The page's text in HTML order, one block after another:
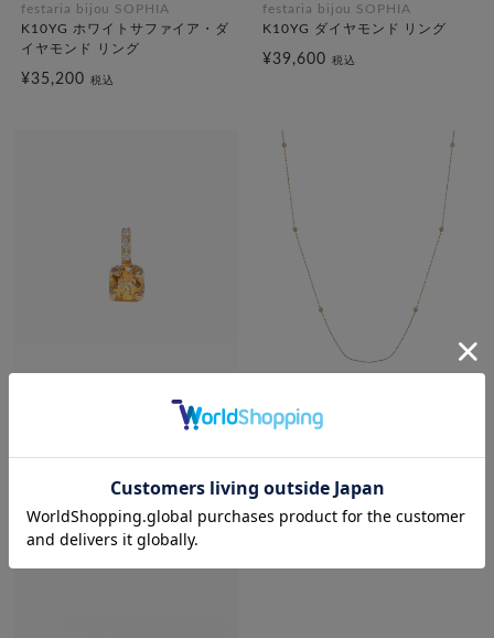
festaria bijou SOPHIA
K10YG ホワイトサファイア・ダ
イヤモンド リング
¥35,200 税込
festaria bijou SOPHIA
K10YG ダイヤモンド リング
¥39,600 税込
ペンダントトップ＜ “Wish
¥99,000
festaria bijou SOPHIA
K18YG ダイヤモンド ロングネ
¥165,000 税込